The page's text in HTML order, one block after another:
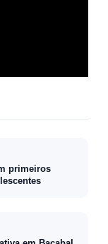
primeiros